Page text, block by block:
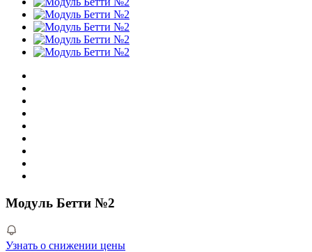
Модуль Бетти №2
Узнать о снижении цены